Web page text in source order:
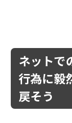
ネットで
行為に毅
戻そう